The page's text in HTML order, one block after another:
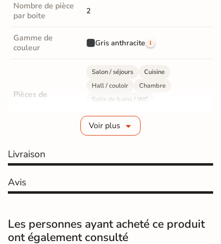
Nombre de pièce
par boite
2
Gamme de
couleur
Gris anthracite
Pièces de
Salon / séjours
Cuisine
Hall / couloir
Chambre
Salle de bains / WC
Sol intérieur
Fabrication
Résistance à
Masse colorée Oui
Voir plus
Livraison
Avis
Les personnes ayant acheté ce produit
ont également consulté